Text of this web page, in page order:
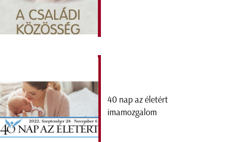
40 nap az életért
imamozgalom